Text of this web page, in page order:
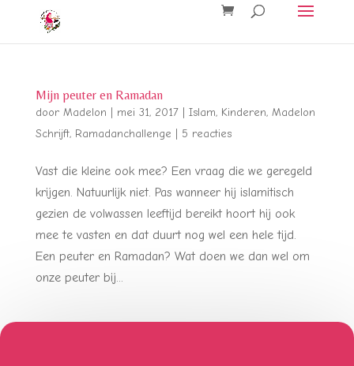
Mijn peuter en Ramadan
door Madelon mei 31, 2017| Islam, Kinderen, Madelon
Schrijft, Ramadanchallenge 5 reacties
Vast die kleine ook mee? Een vraag die we geregeld
krijgen. Natuurlijk niet. Pas wanneer hij islamitisch
gezien de volwassen leeftijd bereikt hoort hij ook
mee te vasten en dat duurt nog wel een hele tijd.
Een peuter en Ramadan? Wat doen we dan wel om
onze peuter bij...